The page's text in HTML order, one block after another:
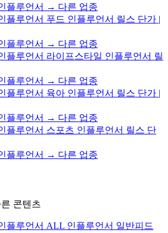
플루언서 → 다른 업종
플루언서 푸드 인플루언서 릴스 단가 |
플루언서 → 다른 업종
플루언서 라이프스타일 인플루언서 릴
플루언서 → 다른 업종
플루언서 육아 인플루언서 릴스 단가 |
플루언서 → 다른 업종
플루언서 스포츠 인플루언서 릴스 단
플루언서 → 다른 업종
콘텐츠
플루언서 ALL 인플루언서 일반피드